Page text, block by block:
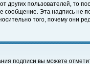
пользователей, то
сообщение. Эта надпись
того, почему они
подписи вы можете